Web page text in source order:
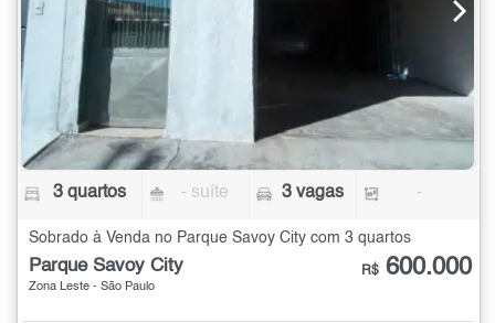
3 quartos - suíte 3 vagas -
Sobrado à Venda no Parque Savoy City com 3 quartos
Parque Savoy City
Zona Leste - São Paulo
R$ 600.000